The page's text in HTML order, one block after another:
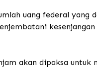
uang federal
akan dipaksa